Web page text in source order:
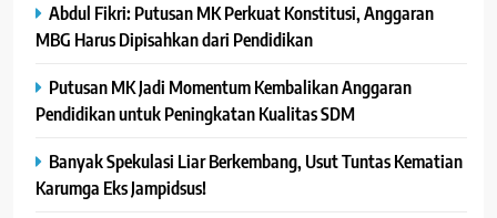
Abdul Fikri: Putusan MK Perkuat Konstitusi, Anggaran
MBG Harus Dipisahkan dari Pendidikan
Putusan MK Jadi Momentum Kembalikan Anggaran
Pendidikan untuk Peningkatan Kualitas SDM
Banyak Spekulasi Liar Berkembang, Usut Tuntas Kematian
Karumga Eks Jampidsus!